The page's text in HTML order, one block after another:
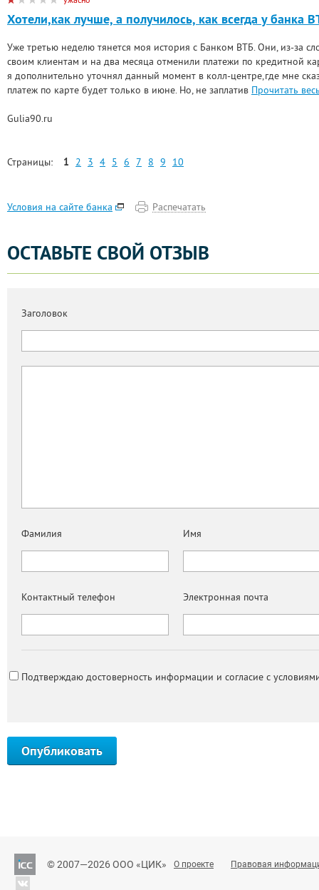
Хотели,как лучше, а получилось, как всегда у банка
Уже третью неделю тянется моя история с Банком ВТБ. Они, из-за
своим клиентам и на два месяца отменили платежи по кредитной
я дополнительно уточнял данный момент в колл-центре,где мне
платеж по карте будет только в июне. Но, не заплатив Прочитать
Gulia90.ru
Страницы: 1 2 3 4 5 6 7 8 9 10
Условия на сайте банка Распечатать
ОСТАВЬТЕ СВОЙ ОТЗЫВ
Заголовок
Фамилия Имя
Контактный телефон Электронная почта
Подтверждаю достоверность информации и согласие с
Опубликовать
© 2007—2026 ООО «ЦИК» О проекте Правовая